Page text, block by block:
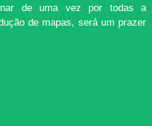
de uma vez por todas a
de mapas, será um prazer